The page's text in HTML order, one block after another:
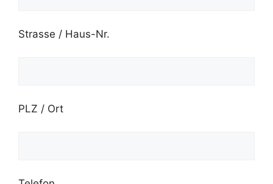
Strasse / Haus-Nr.
PLZ / Ort